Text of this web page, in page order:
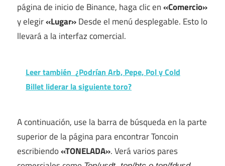
página de inicio de Binance, haga clic en«Comercio»
y elegir«Lugar»Desde el menú desplegable. Esto lo
llevará a la interfaz comercial.
Leer también ¿Podrían Arb, Pepe, Pol y Cold
Billet liderar la siguiente toro?
A continuación, use la barra de búsqueda en la parte
superior de la página para encontrar Toncoin
escribiendo«TONELADA». Verá varios pares